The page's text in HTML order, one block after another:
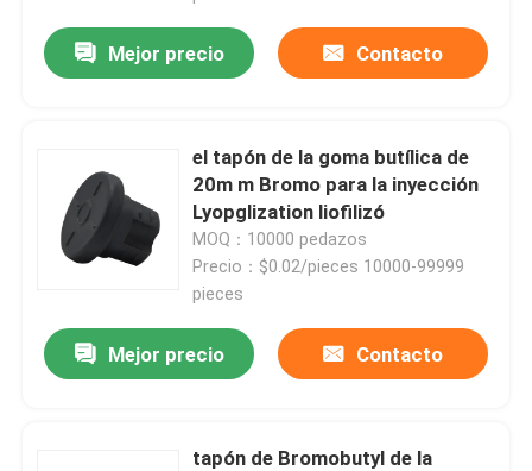
Mejor precio Contacto
el tapón de la goma butílica de
20m m Bromo para la inyección
Lyopglization liofilizó
MOQ：10000 pedazos
Precio：$0.02/pieces 10000-99999
pieces
Mejor precio Contacto
tapón de Bromobutyl de la